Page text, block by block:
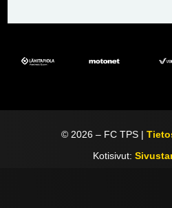
©2026 – FC TPS |
Kotisivut: